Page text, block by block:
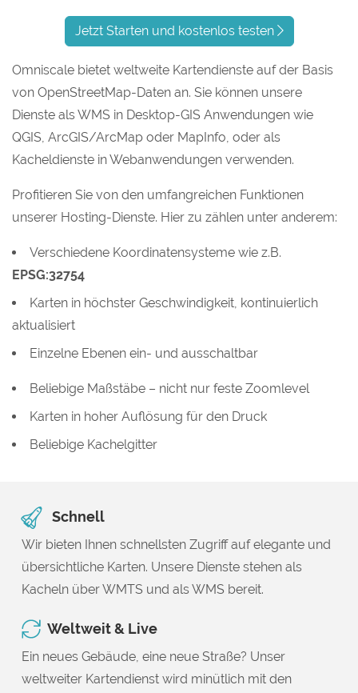
Jetzt Starten und kostenlos testen
Omniscale bietet weltweite Kartendienste auf der Basis
von OpenStreetMap-Daten an. Sie können unsere
Dienste als WMS in Desktop-GIS Anwendungen wie
QGIS, ArcGIS/ArcMap oder MapInfo, oder als
Kacheldienste in Webanwendungen verwenden.
Profitieren Sie von den umfangreichen Funktionen
unserer Hosting-Dienste. Hier zu zählen unter anderem:
Verschiedene Koordinatensysteme wie z.B.
EPSG:32754
Karten in höchster Geschwindigkeit, kontinuierlich
aktualisiert
Einzelne Ebenen ein- und ausschaltbar
Beliebige Maßstäbe – nicht nur feste Zoomlevel
Karten in hoher Auflösung für den Druck
Beliebige Kachelgitter
Schnell
Wir bieten Ihnen schnellsten Zugriff auf elegante und
übersichtliche Karten. Unsere Dienste stehen als
Kacheln über WMTS und als WMS bereit.
Weltweit & Live
Ein neues Gebäude, eine neue Straße? Unser
weltweiter Kartendienst wird minütlich mit den